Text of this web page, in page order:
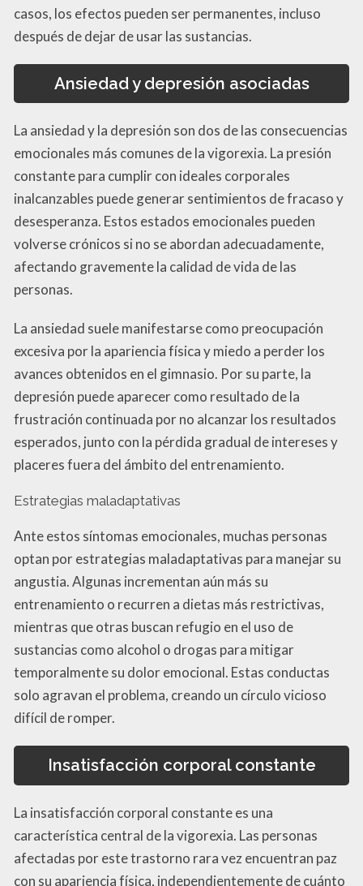
casos, los efectos pueden ser permanentes, incluso
después de dejar de usar las sustancias.
Ansiedad y depresión asociadas
La ansiedad y la depresión son dos de las consecuencias
emocionales más comunes de la vigorexia. La presión
constante para cumplir con ideales corporales
inalcanzables puede generar sentimientos de fracaso y
desesperanza. Estos estados emocionales pueden
volverse crónicos si no se abordan adecuadamente,
afectando gravemente la calidad de vida de las
personas.
La ansiedad suele manifestarse como preocupación
excesiva por la apariencia física y miedo a perder los
avances obtenidos en el gimnasio. Por su parte, la
depresión puede aparecer como resultado de la
frustración continuada por no alcanzar los resultados
esperados, junto con la pérdida gradual de intereses y
placeres fuera del ámbito del entrenamiento.
Estrategias maladaptativas
Ante estos síntomas emocionales, muchas personas
optan por estrategias maladaptativas para manejar su
angustia. Algunas incrementan aún más su
entrenamiento o recurren a dietas más restrictivas,
mientras que otras buscan refugio en el uso de
sustancias como alcohol o drogas para mitigar
temporalmente su dolor emocional. Estas conductas
solo agravan el problema, creando un círculo vicioso
difícil de romper.
Insatisfacción corporal constante
La insatisfacción corporal constante es una
característica central de la vigorexia. Las personas
afectadas por este trastorno rara vez encuentran paz
con su apariencia física, independientemente de cuánto